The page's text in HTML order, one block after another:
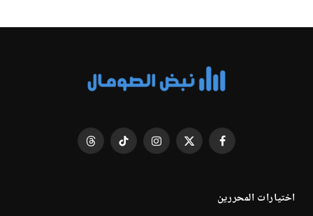
فيسبوك X
الانستغرامتيكتوك Threads
اختيارات المحررين